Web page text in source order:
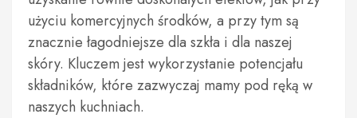
użyciu komercyjnych środków, a przy tym są
znacznie łagodniejsze dla szkła i dla naszej
skóry. Kluczem jest wykorzystanie potencjału
składników, które zazwyczaj mamy pod ręką w
naszych kuchniach.